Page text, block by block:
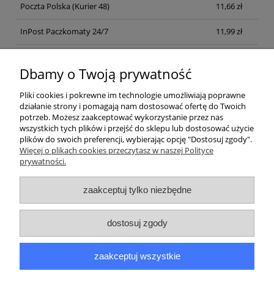
Poczta Polska (Kurier 48) 11,66 zł
InPost Paczkomaty 24/7 11,99 zł
Pomoc
Moje konto
Płatności i dostawa
Informacje
Dbamy o Twoją prywatność
Pliki cookies i pokrewne im technologie umożliwiają poprawne
działanie strony i pomagają nam dostosować ofertę do Twoich
potrzeb. Możesz zaakceptować wykorzystanie przez nas
wszystkich tych plików i przejść do sklepu lub dostosować użycie
plików do swoich preferencji, wybierając opcję "Dostosuj zgody".
Więcej o plikach cookies przeczytasz w naszej Polityce
prywatności.
zaakceptuj tylko niezbędne
dostosuj zgody
zaakceptuj wszystkie